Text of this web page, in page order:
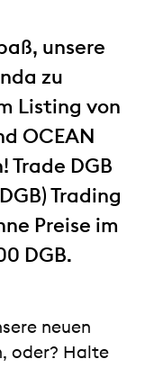
unsere
zu
Listing von
OCEAN
Trade DGB
Trading
Preise im
DGB.
neuen
oder? Halte